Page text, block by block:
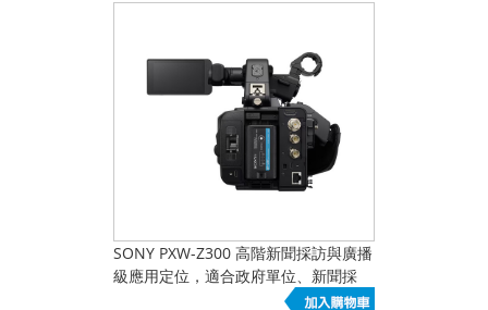
SONY PXW-Z300 高階新聞採訪與廣播
級應用定位，適合政府單位、新聞採
訪、正式紀錄與高規格影像輸出